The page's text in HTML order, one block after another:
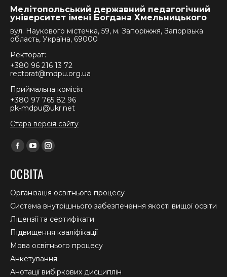
Мелітопольський державний педагогічний
університет імені Богдана Хмельницького
вул. Наукового містечка, 59, м. Запоріжжя, Запорізька
область, Україна, 69000
Ректорат:
+380 96 216 13 72
rectorat@mdpu.org.ua
Приймальна комісія:
+380 97 765 82 96
pk-mdpu@ukr.net
Стара версія сайту
Find us on:
Facebook
opens
in
new
window
YouTube
opens
in
new
window
Instagram
in
new
window
ОСВІТА
Організація освітнього процесу
Система внутрішнього забезпечення якості вищої освіти
Ліцензії та сертифікати
Підвищення кваліфікації
Мова освітнього процесу
Анкетування
Анотації вибіркових дисциплін